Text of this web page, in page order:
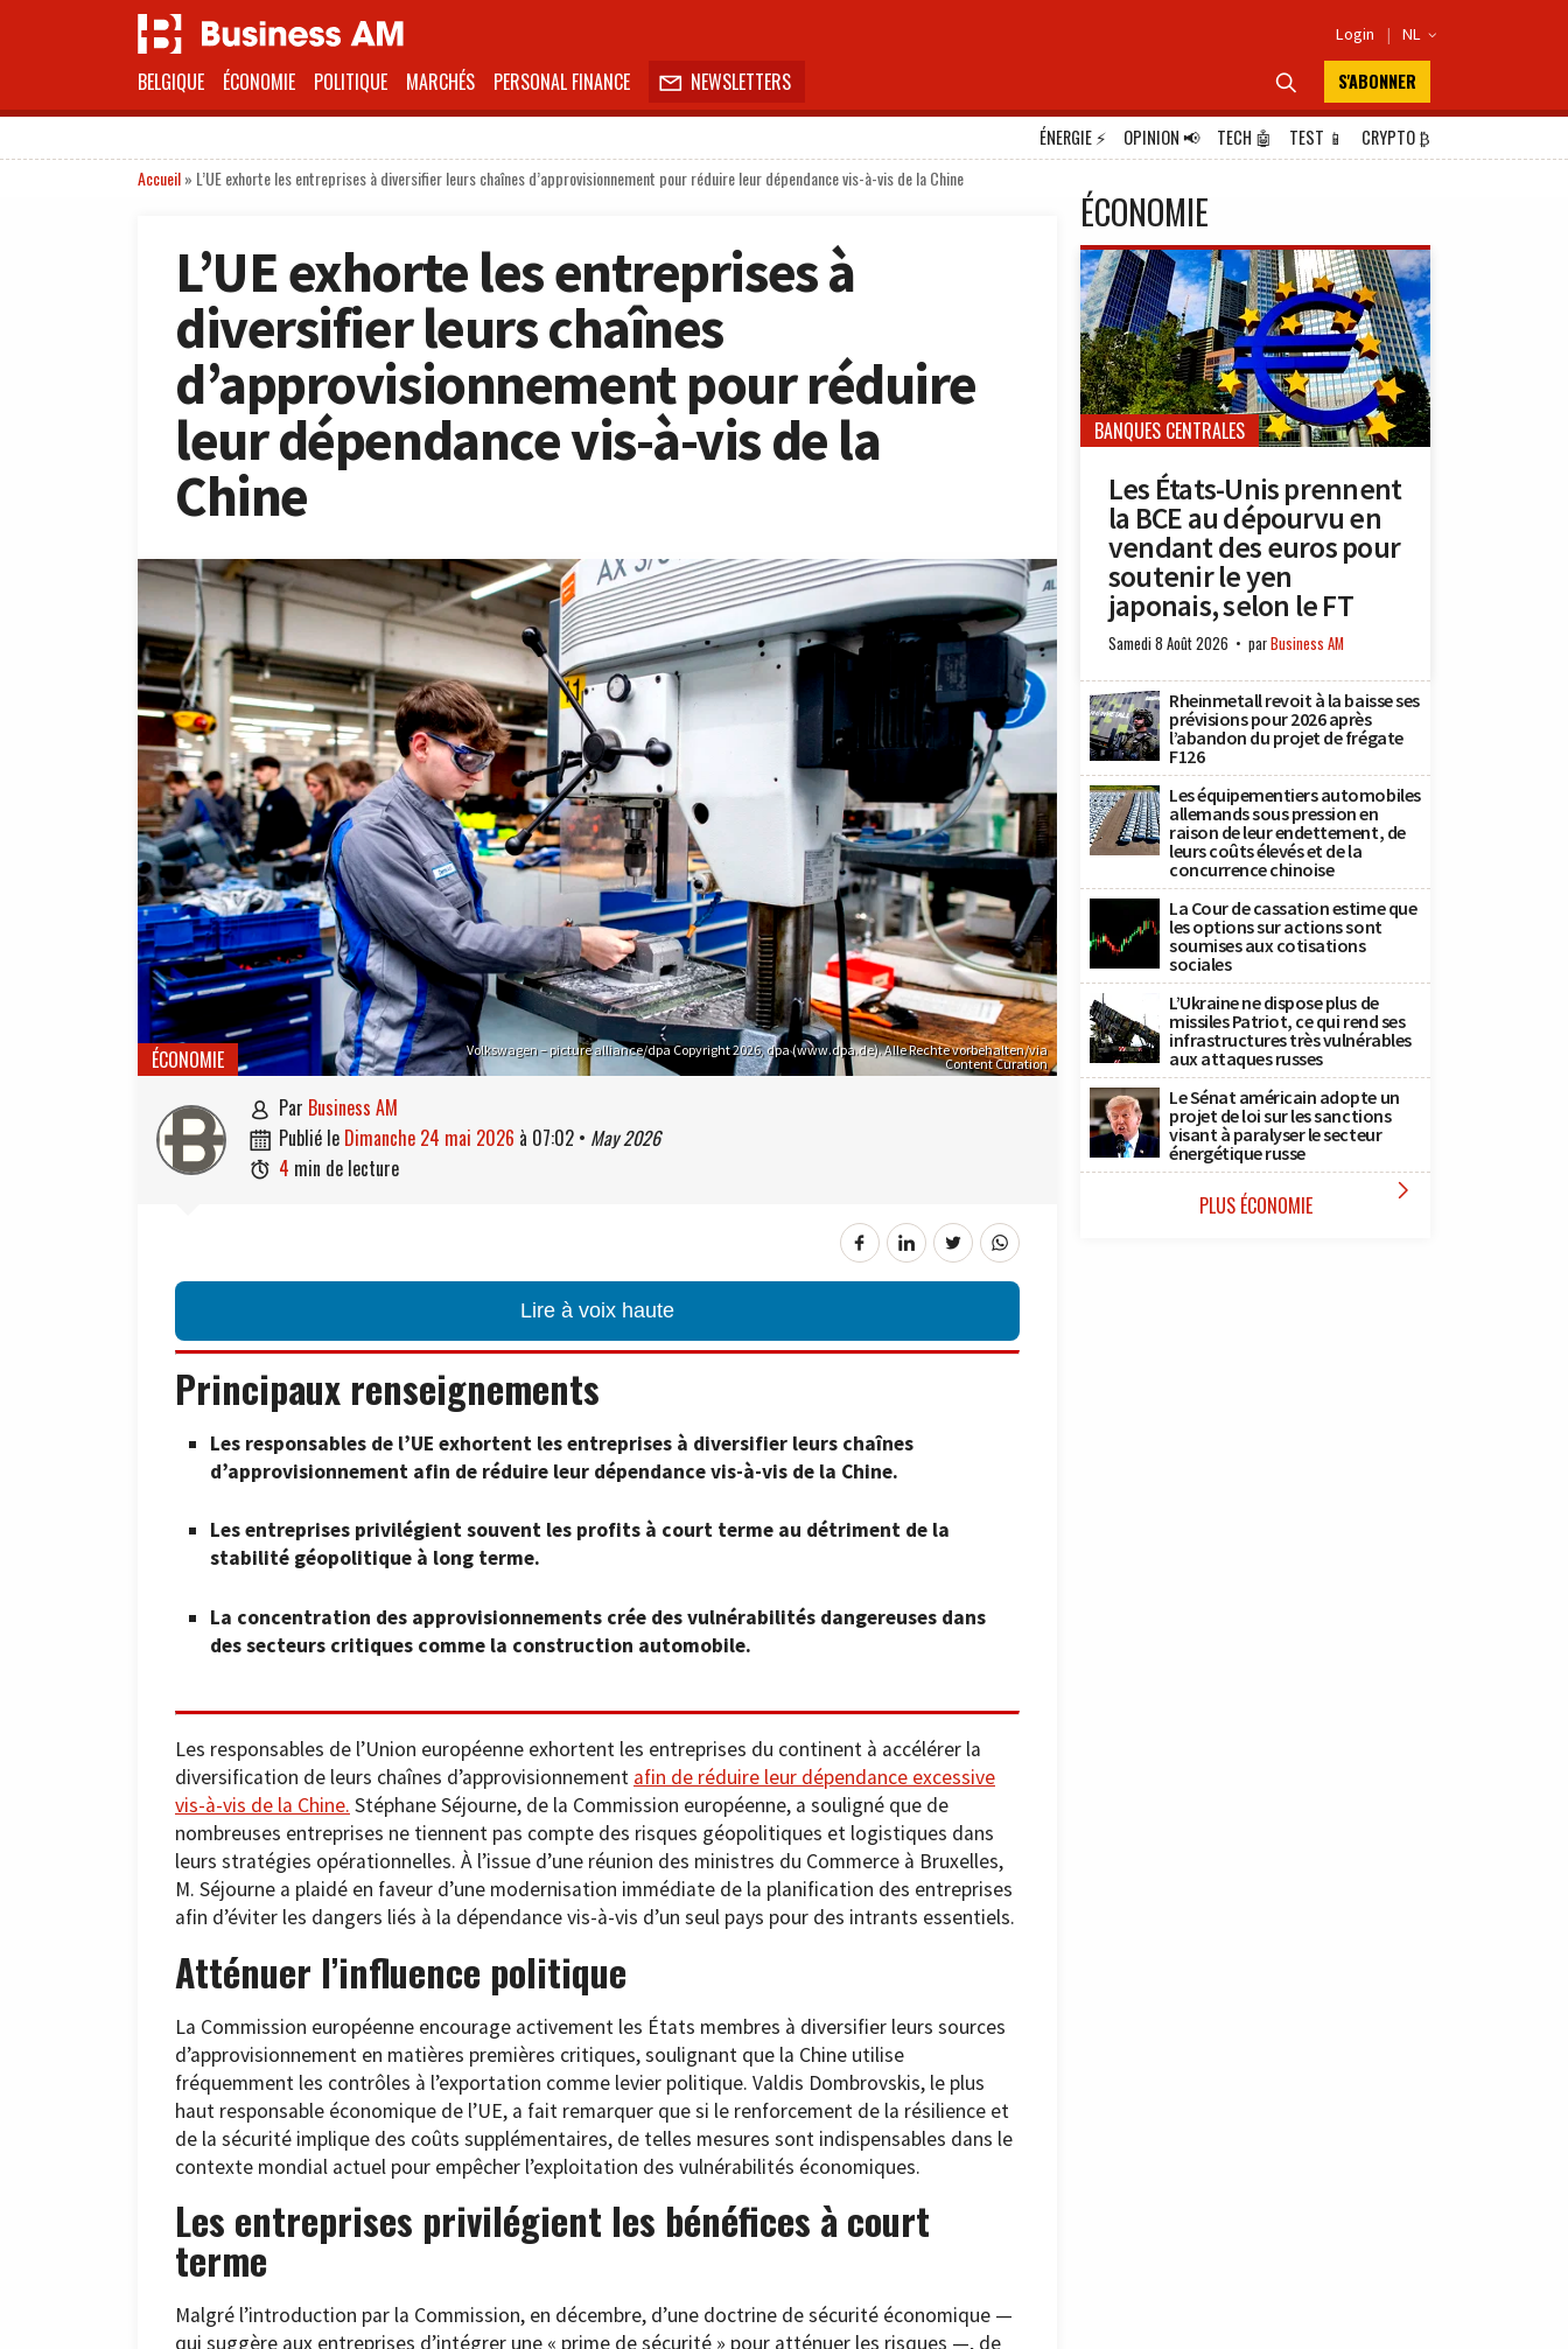
Login | NL 
BELGIQUE ÉCONOMIE POLITIQUE MARCHÉS PERSONAL FINANCE  NEWSLETTERS  S'ABONNER
ÉNERGIE⚡ OPINION📢 TECH 🤖 TEST 📱 CRYPTO₿
Accueil» L’UE exhorte les entreprises à diversifier leurs chaînes d’approvisionnement pour réduire leur dépendance vis-à-vis de la Chine
L’UE exhorte les entreprises à
diversifier leurs chaînes
d’approvisionnement pour réduire
leur dépendance vis-à-vis de la
Chine
Volkswagen – picture alliance/dpa Copyright 2026, dpa (www.dpa.de). Alle Rechte vorbehalten/via
Content Curation
ÉCONOMIE
 par Business AM
 publié le dimanche 24 mai 2026 à 07:02 • May 2026
 4 min de lecture
Lire à voix haute
Principaux renseignements
Les responsables de l’UE exhortent les entreprises à diversifier leurs chaînes
d’approvisionnement afin de réduire leur dépendance vis-à-vis de la Chine.
Les entreprises privilégient souvent les profits à court terme au détriment de la
stabilité géopolitique à long terme.
La concentration des approvisionnements crée des vulnérabilités dangereuses dans
des secteurs critiques comme la construction automobile.
Les responsables de l’Union européenne exhortent les entreprises du continent à accélérer la
diversification de leurs chaînes d’approvisionnement afin de réduire leur dépendance excessive
vis-à-vis de la Chine. Stéphane Séjourne, de la Commission européenne, a souligné que de
nombreuses entreprises ne tiennent pas compte des risques géopolitiques et logistiques dans
leurs stratégies opérationnelles. À l’issue d’une réunion des ministres du Commerce à Bruxelles,
M. Séjourne a plaidé en faveur d’une modernisation immédiate de la planification des entreprises
afin d’éviter les dangers liés à la dépendance vis-à-vis d’un seul pays pour des intrants essentiels.
Atténuer l’influence politique
La Commission européenne encourage activement les États membres à diversifier leurs sources
d’approvisionnement en matières premières critiques, soulignant que la Chine utilise
fréquemment les contrôles à l’exportation comme levier politique. Valdis Dombrovskis, le plus
haut responsable économique de l’UE, a fait remarquer que si le renforcement de la résilience et
de la sécurité implique des coûts supplémentaires, de telles mesures sont indispensables dans le
contexte mondial actuel pour empêcher l’exploitation des vulnérabilités économiques.
Les entreprises privilégient les bénéfices à court
terme
Malgré l’introduction par la Commission, en décembre, d’une doctrine de sécurité économique —
qui suggère aux entreprises d’intégrer une « prime de sécurité » pour atténuer les risques —, de
ÉCONOMIE
BANQUES CENTRALES
Les États-Unis prennent
la BCE au dépourvu en
vendant des euros pour
soutenir le yen
japonais, selon le FT
Samedi 8 Août 2026 parBusiness AM
Rheinmetall revoit à la baisse ses
prévisions pour 2026 après
l’abandon du projet de frégate
F126
Les équipementiers automobiles
allemands sous pression en
raison de leur endettement, de
leurs coûts élevés et de la
concurrence chinoise
La Cour de cassation estime que
les options sur actions sont
soumises aux cotisations
sociales
L’Ukraine ne dispose plus de
missiles Patriot, ce qui rend ses
infrastructures très vulnérables
aux attaques russes
Le Sénat américain adopte un
projet de loi sur les sanctions
visant à paralyser le secteur
énergétique russe
PLUS ÉCONOMIE 